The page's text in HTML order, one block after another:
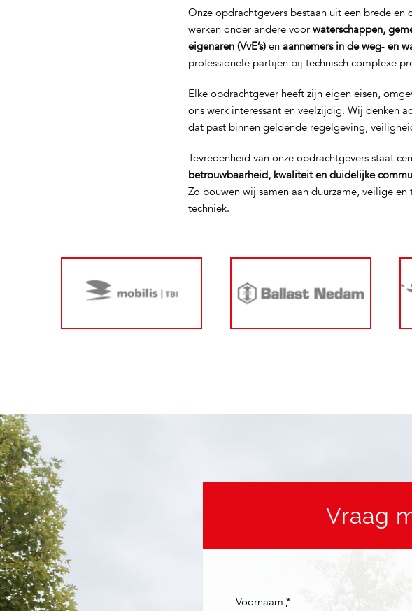
Onze opdrachtgevers bestaan uit een brede
werken onder andere voorwaterschappen,
eigenaren (VvE’s) enaannemers in de weg‑ en
professionele partijen bij technisch complexe
Elke opdrachtgever heeft zijn eigen eisen,
ons werk interessant en veelzijdig. Wij denken
dat past binnen geldende regelgeving,
Tevredenheid van onze opdrachtgevers staat
betrouwbaarheid, kwaliteit en duidelijke
Zo bouwen wij samen aan duurzame, veilige
techniek.
Vraag
Voornaam*